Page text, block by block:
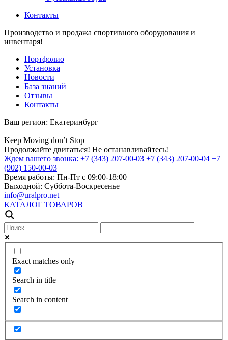
Контакты
Производство и продажа спортивного оборудования и
инвентаря!
Портфолио
Установка
Новости
База знаний
Отзывы
Контакты
Ваш регион: Екатеринбург
Keep Moving don’t Stop
Продолжайте двигаться! Не останавливайтесь!
Ждем вашего звонка: +7 (343) 207-00-03 +7 (343) 207-00-04 +7
(902) 150-00-03
Время работы: Пн-Пт с 09:00-18:00
Выходной: Суббота-Воскресенье
info@uralpro.net
КАТАЛОГ ТОВАРОВ
Exact matches only
Search in title
Search in content